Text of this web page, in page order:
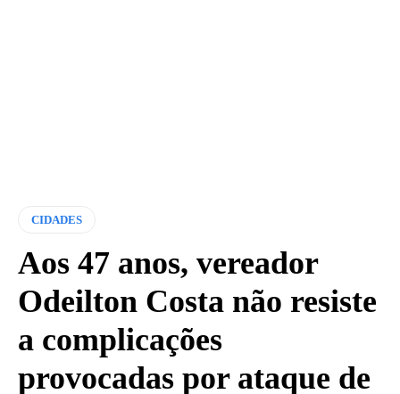
CIDADES
Aos 47 anos, vereador
Odeilton Costa não resiste
a complicações
provocadas por ataque de